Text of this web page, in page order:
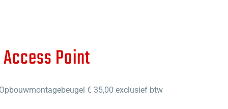
Access Point
€ 35,00 exclusief btw